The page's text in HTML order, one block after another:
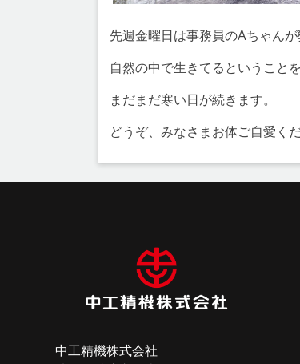
先週金曜日は事務員のAちゃん
自然の中で生きてるということ
まだまだ寒い日が続きます。
どうぞ、みなさまお体ご自愛く
投
ゲ
ー
中工精機株式会社